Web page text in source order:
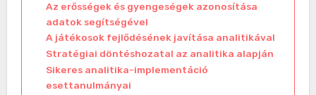
Az erősségek és gyengeségek azonosítása
adatok segítségével
A játékosok fejlődésének javítása analitikával
Stratégiai döntéshozatal az analitika alapján
Sikeres analitika-implementáció
esettanulmányai